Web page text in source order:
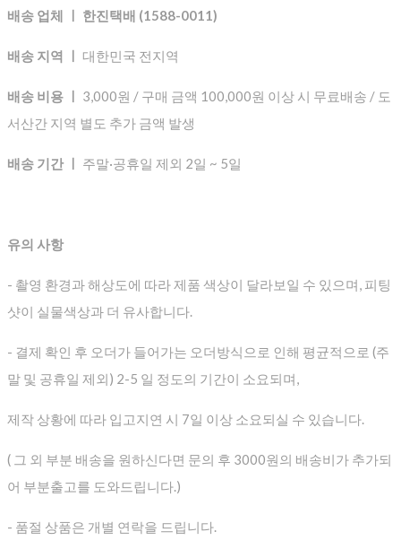
배송 업체 ㅣ 한진택배 (1588-0011)
배송 지역 ㅣ 대한민국 전지역
배송 비용 ㅣ 3,000원 / 구매 금액 100,000원 이상 시 무료배송 / 도
서산간 지역 별도 추가 금액 발생
배송 기간 ㅣ 주말·공휴일 제외 2일 ~ 5일
유의 사항
- 촬영 환경과 해상도에 따라 제품 색상이 달라보일 수 있으며, 피팅
샷이 실물색상과 더 유사합니다.
- 결제 확인 후 오더가 들어가는 오더방식으로 인해 평균적으로 (주
말 및 공휴일 제외) 2-5 일 정도의 기간이 소요되며,
제작 상황에 따라 입고지연 시 7일 이상 소요되실 수 있습니다.
( 그 외 부분 배송을 원하신다면 문의 후 3000원의 배송비가 추가되
어 부분출고를 도와드립니다.)
- 품절 상품은 개별 연락을 드립니다.